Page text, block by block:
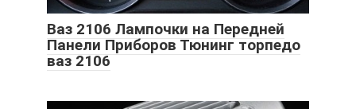
Ваз 2106 Лампочки на Передней
Панели Приборов Тюнинг торпедо
ваз 2106